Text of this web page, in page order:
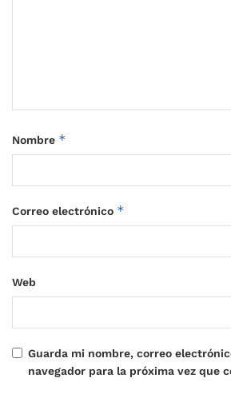
Nombre *
Correo electrónico *
Web
Guarda mi nombre, correo
navegador para la próxima vez que